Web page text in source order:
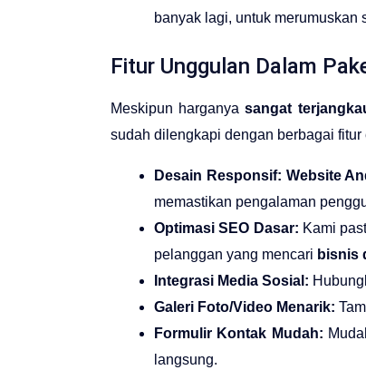
banyak lagi, untuk
Fitur Unggulan Dalam
Meskipun harganyasangat
sudah dilengkapi dengan berbagai
Desain Responsif: Website
memastikan pengalaman
Optimasi SEO Dasar: Kami
pelanggan yang mencari bisnis
Integrasi Media Sosial:
Galeri Foto/Video Menarik:
Formulir Kontak Mudah:
langsung.